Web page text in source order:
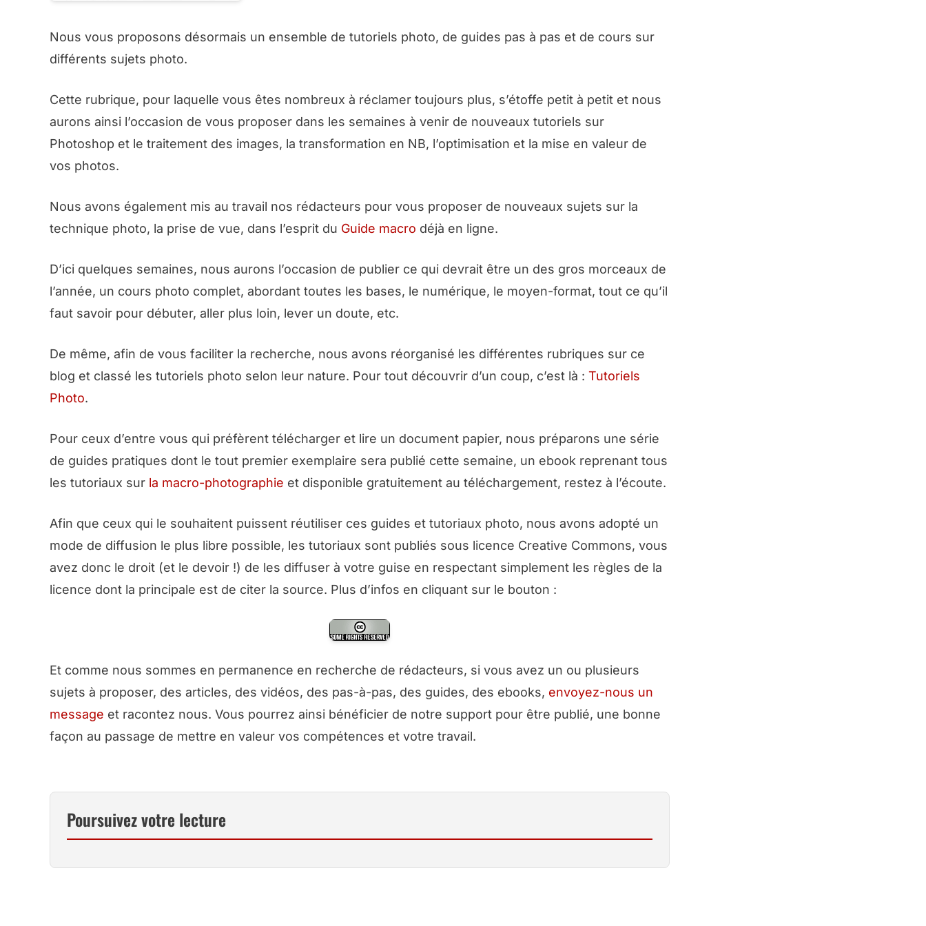
Nous vous proposons désormais un ensemble de tutoriels photo, de guides pas à pas et de cours sur
différents sujets photo.
Cette rubrique, pour laquelle vous êtes nombreux à réclamer toujours plus, s’étoffe petit à petit et nous
aurons ainsi l’occasion de vous proposer dans les semaines à venir de nouveaux tutoriels sur
Photoshop et le traitement des images, la transformation en NB, l’optimisation et la mise en valeur de
vos photos.
Nous avons également mis au travail nos rédacteurs pour vous proposer de nouveaux sujets sur la
technique photo, la prise de vue, dans l’esprit du Guide macro déjà en ligne.
D’ici quelques semaines, nous aurons l’occasion de publier ce qui devrait être un des gros morceaux de
l’année, un cours photo complet, abordant toutes les bases, le numérique, le moyen-format, tout ce qu’il
faut savoir pour débuter, aller plus loin, lever un doute, etc.
De même, afin de vous faciliter la recherche, nous avons réorganisé les différentes rubriques sur ce
blog et classé les tutoriels photo selon leur nature. Pour tout découvrir d’un coup, c’est là : Tutoriels
Photo.
Pour ceux d’entre vous qui préfèrent télécharger et lire un document papier, nous préparons une série
de guides pratiques dont le tout premier exemplaire sera publié cette semaine, un ebook reprenant tous
les tutoriaux sur la macro-photographie et disponible gratuitement au téléchargement, restez à l’écoute.
Afin que ceux qui le souhaitent puissent réutiliser ces guides et tutoriaux photo, nous avons adopté un
mode de diffusion le plus libre possible, les tutoriaux sont publiés sous licence Creative Commons, vous
avez donc le droit (et le devoir !) de les diffuser à votre guise en respectant simplement les règles de la
licence dont la principale est de citer la source. Plus d’infos en cliquant sur le bouton :
Et comme nous sommes en permanence en recherche de rédacteurs, si vous avez un ou plusieurs
sujets à proposer, des articles, des vidéos, des pas-à-pas, des guides, des ebooks, envoyez-nous un
message et racontez nous. Vous pourrez ainsi bénéficier de notre support pour être publié, une bonne
façon au passage de mettre en valeur vos compétences et votre travail.
Poursuivez votre lecture